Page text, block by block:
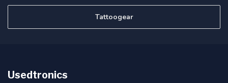
Tattoogear
Usedtronics